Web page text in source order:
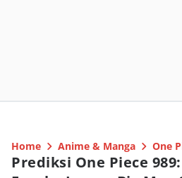
Home Anime & Manga One
Prediksi One Piece